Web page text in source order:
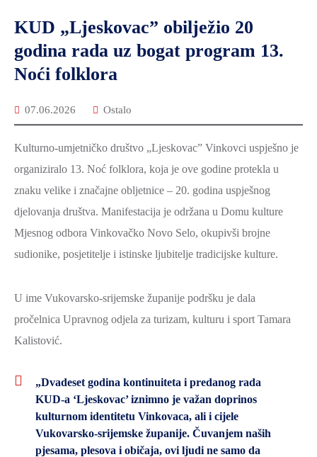
KUD „Ljeskovac” obilježio 20
godina rada uz bogat program 13.
Noći folklora
07.06.2026 Ostalo
Kulturno-umjetničko društvo „Ljeskovac” Vinkovci uspješno je
organiziralo 13. Noć folklora, koja je ove godine protekla u
znaku velike i značajne obljetnice – 20. godina uspješnog
djelovanja društva. Manifestacija je održana u Domu kulture
Mjesnog odbora Vinkovačko Novo Selo, okupivši brojne
sudionike, posjetitelje i istinske ljubitelje tradicijske kulture.
U ime Vukovarsko-srijemske županije podršku je dala
pročelnica Upravnog odjela za turizam, kulturu i sport Tamara
Kalistović.
„Dvadeset godina kontinuiteta i predanog rada
KUD-a ‘Ljeskovac’ iznimno je važan doprinos
kulturnom identitetu Vinkovaca, ali i cijele
Vukovarsko-srijemske županije. Čuvanjem naših
pjesama, plesova i običaja, ovi ljudi ne samo da